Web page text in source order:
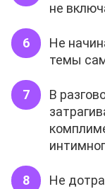
не
Не
темы
В
Не